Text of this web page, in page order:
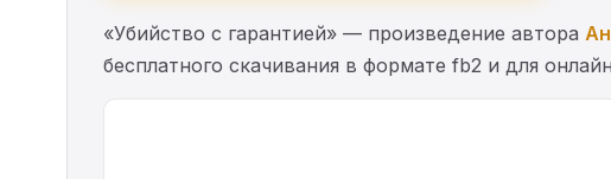
«Убийство с гарантией» — произведение автора
бесплатного скачивания в формате fb2 и для